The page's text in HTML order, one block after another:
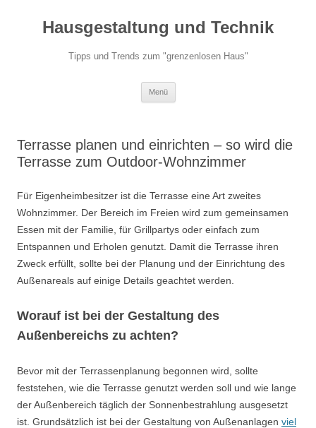
Hausgestaltung und Technik
Tipps und Trends zum "grenzenlosen Haus"
Menü
Terrasse planen und einrichten – so wird die
Terrasse zum Outdoor-Wohnzimmer
Für Eigenheimbesitzer ist die Terrasse eine Art zweites
Wohnzimmer. Der Bereich im Freien wird zum gemeinsamen
Essen mit der Familie, für Grillpartys oder einfach zum
Entspannen und Erholen genutzt. Damit die Terrasse ihren
Zweck erfüllt, sollte bei der Planung und der Einrichtung des
Außenareals auf einige Details geachtet werden.
Worauf ist bei der Gestaltung des
Außenbereichs zu achten?
Bevor mit der Terrassenplanung begonnen wird, sollte
feststehen, wie die Terrasse genutzt werden soll und wie lange
der Außenbereich täglich der Sonnenbestrahlung ausgesetzt
ist. Grundsätzlich ist bei der Gestaltung von Außenanlagen viel